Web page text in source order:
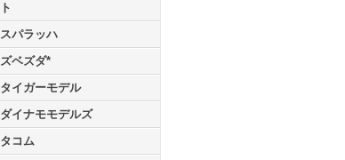
ト
スパラッハ
ズベズダ*
タイガーモデル
ダイナモモデルズ
タコム